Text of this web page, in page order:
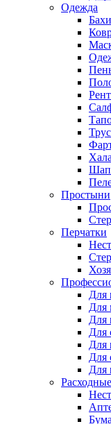
Одежда
Простыни
Перчатки
Для
Для
Для
Для
Для
Для
Для